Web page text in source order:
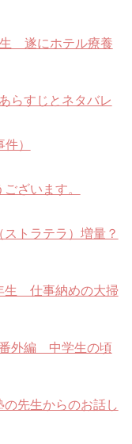
遂にホテル療養
らすじとネタバレ
）
ざいます。
トラテラ）増量？
生 仕事納めの大掃
外編 中学生の頃
先生からのお話し